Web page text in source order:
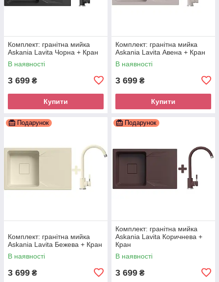
Комплект: гранітна мийка
Askania Lavita Чорна + Кран
В наявності
3 699 ₴
Купити
Комплект: гранітна мийка
Askania Lavita Авена + Кран
В наявності
3 699 ₴
Купити
Подарунок
Комплект: гранітна мийка
Askania Lavita Бежева + Кран
В наявності
3 699 ₴
Подарунок
Комплект: гранітна мийка
Askania Lavita Коричнева +
Кран
В наявності
3 699 ₴